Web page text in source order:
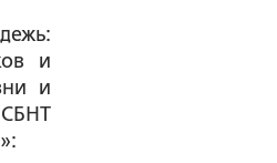
и
и